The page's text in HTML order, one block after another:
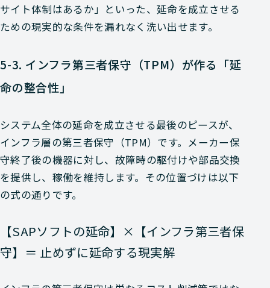
サイト体制はあるか」といった、延命を成立させる
ための現実的な条件を漏れなく洗い出せます。
5-3. インフラ第三者保守（TPM）が作る「延
命の整合性」
システム全体の延命を成立させる最後のピースが、
インフラ層の第三者保守（TPM）です。メーカー保
守終了後の機器に対し、故障時の駆付けや部品交換
を提供し、稼働を維持します。その位置づけは以下
の式の通りです。
【SAPソフトの延命】×【インフラ第三者保
守】＝ 止めずに延命する現実解